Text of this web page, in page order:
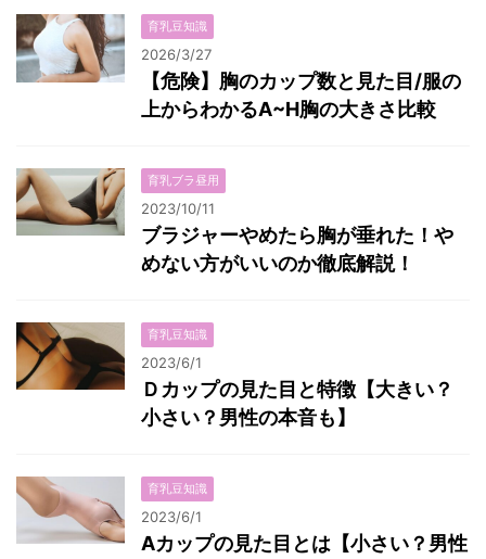
育乳豆知識
2026/3/27
【危険】胸のカップ数と見た目/服の
上からわかるA~H胸の大きさ比較
育乳ブラ昼用
2023/10/11
ブラジャーやめたら胸が垂れた！や
めない方がいいのか徹底解説！
育乳豆知識
2023/6/1
Ｄカップの見た目と特徴【大きい？
小さい？男性の本音も】
育乳豆知識
2023/6/1
Aカップの見た目とは【小さい？男性